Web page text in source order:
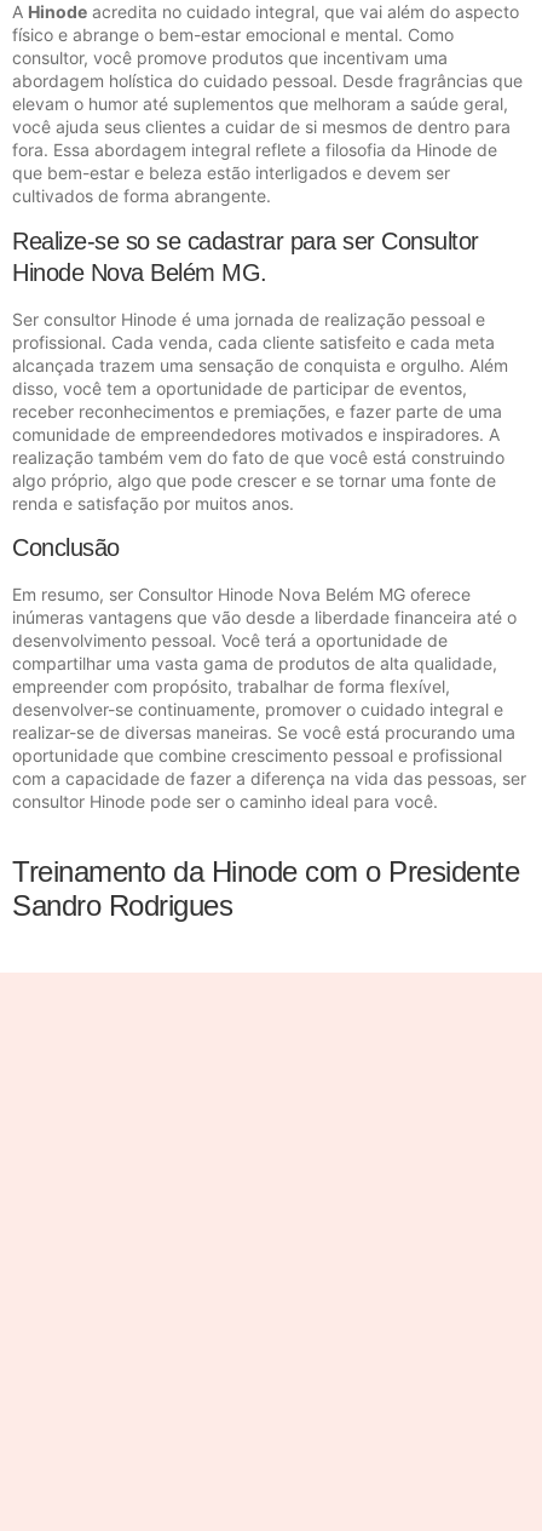
A Hinode acredita no cuidado integral, que vai além do aspecto
físico e abrange o bem-estar emocional e mental. Como
consultor, você promove produtos que incentivam uma
abordagem holística do cuidado pessoal. Desde fragrâncias que
elevam o humor até suplementos que melhoram a saúde geral,
você ajuda seus clientes a cuidar de si mesmos de dentro para
fora. Essa abordagem integral reflete a filosofia da Hinode de
que bem-estar e beleza estão interligados e devem ser
cultivados de forma abrangente.
Realize-se so se cadastrar para ser Consultor
Hinode Nova Belém MG.
Ser consultor Hinode é uma jornada de realização pessoal e
profissional. Cada venda, cada cliente satisfeito e cada meta
alcançada trazem uma sensação de conquista e orgulho. Além
disso, você tem a oportunidade de participar de eventos,
receber reconhecimentos e premiações, e fazer parte de uma
comunidade de empreendedores motivados e inspiradores. A
realização também vem do fato de que você está construindo
algo próprio, algo que pode crescer e se tornar uma fonte de
renda e satisfação por muitos anos.
Conclusão
Em resumo, ser Consultor Hinode Nova Belém MG oferece
inúmeras vantagens que vão desde a liberdade financeira até o
desenvolvimento pessoal. Você terá a oportunidade de
compartilhar uma vasta gama de produtos de alta qualidade,
empreender com propósito, trabalhar de forma flexível,
desenvolver-se continuamente, promover o cuidado integral e
realizar-se de diversas maneiras. Se você está procurando uma
oportunidade que combine crescimento pessoal e profissional
com a capacidade de fazer a diferença na vida das pessoas, ser
consultor Hinode pode ser o caminho ideal para você.
Treinamento da Hinode com o Presidente
Sandro Rodrigues